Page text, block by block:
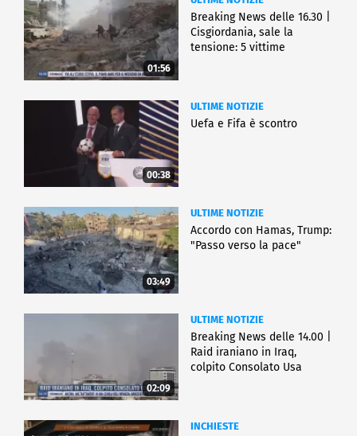
01:56
Breaking News delle 16.30 |
Cisgiordania, sale la
tensione: 5 vittime
00:38
ULTIME NOTIZIE
Uefa e Fifa è scontro
03:49
ULTIME NOTIZIE
Accordo con Hamas, Trump:
"Passo verso la pace"
02:09
ULTIME NOTIZIE
Breaking News delle 14.00 |
Raid iraniano in Iraq,
colpito Consolato Usa
INCHIESTE